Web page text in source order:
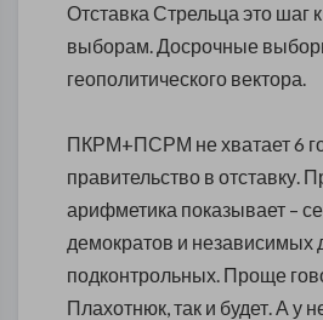
Отставка Стрельца это шаг
выборам. Досрочные
геополитического вектора.
ПКРМ+ПСРМ не хватает 6
правительство в отставку.
арифметика показывает –
демократов и независимых
подконтрольных. Проще
Плахотнюк, так и будет. А у